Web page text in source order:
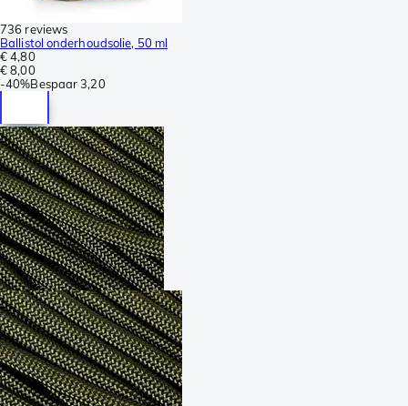
736 reviews
Ballistol onderhoudsolie, 50 ml
€ 4,80
€ 8,00
-40%Bespaar 3,20